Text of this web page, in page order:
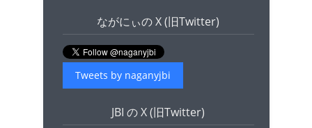
ながにぃの X (旧Twitter)
Tweets by naganyjbi
JBI の X (旧Twitter)